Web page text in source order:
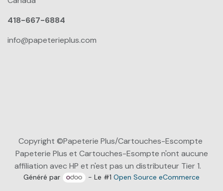
418-667-6884
info@papeterieplus.com
Copyright ©Papeterie Plus/Cartouches-Escompte
Papeterie Plus et Cartouches-Esompte n'ont aucune
affiliation avec HP et n'est pas un distributeur Tier 1.
Généré par - Le #1Open Source eCommerce